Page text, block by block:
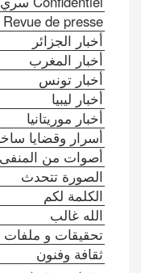
Revue de presse
أخبار الجزائر
أخبار المغرب
أخبار تونس
أخبار ليبيا
أخبار موريتانيا
أسرار وقضايا
أصوات من المنفى
الصورة تتحدث
الكلمة لكم
الله غالب
تحقيقات و ملفات
ثقافة وفنون